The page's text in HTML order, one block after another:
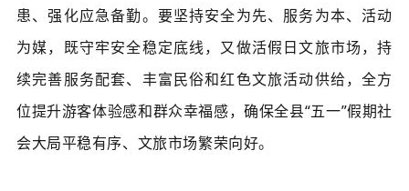
患、强化应急备勤。要坚持安全为先、服务为本、活动
为媒，既守牢安全稳定底线，又做活假日文旅市场，持
续完善服务配套、丰富民俗和红色文旅活动供给，全方
位提升游客体验感和群众幸福感，确保全县“五一”假期社
会大局平稳有序、文旅市场繁荣向好。